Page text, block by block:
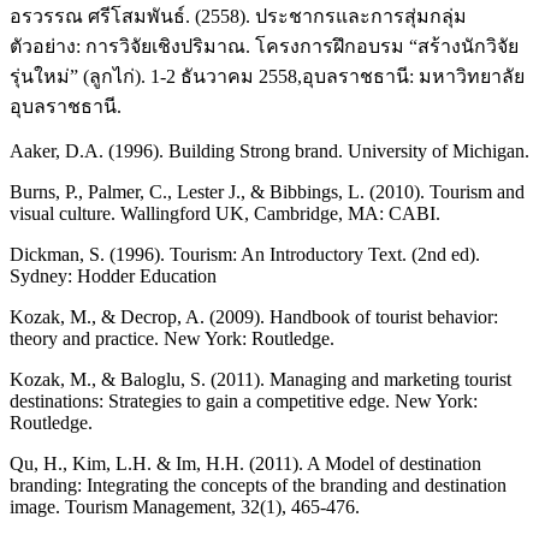
อรวรรณ ศรีโสมพันธ์. (2558). ประชากรและการสุ่มกลุ่ม
ตัวอย่าง: การวิจัยเชิงปริมาณ. โครงการฝึกอบรม “สร้างนักวิจัย
รุ่นใหม่” (ลูกไก่). 1-2 ธันวาคม 2558,อุบลราชธานี: มหาวิทยาลัย
อุบลราชธานี.
Aaker, D.A. (1996). Building Strong brand. University of Michigan.
Burns, P., Palmer, C., Lester J., & Bibbings, L. (2010). Tourism and
visual culture. Wallingford UK, Cambridge, MA: CABI.
Dickman, S. (1996). Tourism: An Introductory Text. (2nd ed).
Sydney: Hodder Education
Kozak, M., & Decrop, A. (2009). Handbook of tourist behavior:
theory and practice. New York: Routledge.
Kozak, M., & Baloglu, S. (2011). Managing and marketing tourist
destinations: Strategies to gain a competitive edge. New York:
Routledge.
Qu, H., Kim, L.H. & Im, H.H. (2011). A Model of destination
branding: Integrating the concepts of the branding and destination
image. Tourism Management, 32(1), 465-476.